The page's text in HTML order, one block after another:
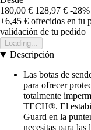
180,00 € 128,97 € -28%
+6,45 € ofrecidos en tu
validación de tu pedido
Loading...
Descripción
Las botas de
para ofrecer
totalmente
TECH®. El
Guard en la
necesitas para